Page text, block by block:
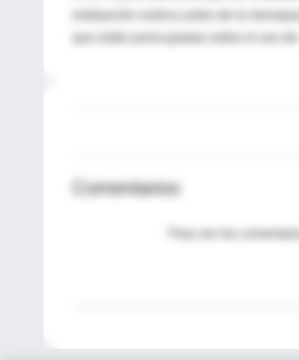
extirpación ovárica antes de la
que están preocupadas sobre el uso
Comentarios
Para ver los